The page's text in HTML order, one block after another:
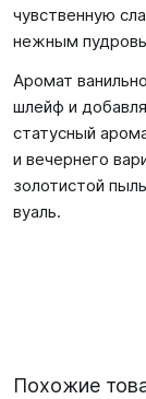
чувственную
нежным
Аромат
шлейф и
статусный
и вечернего
золотистой
вуаль.
Похожие